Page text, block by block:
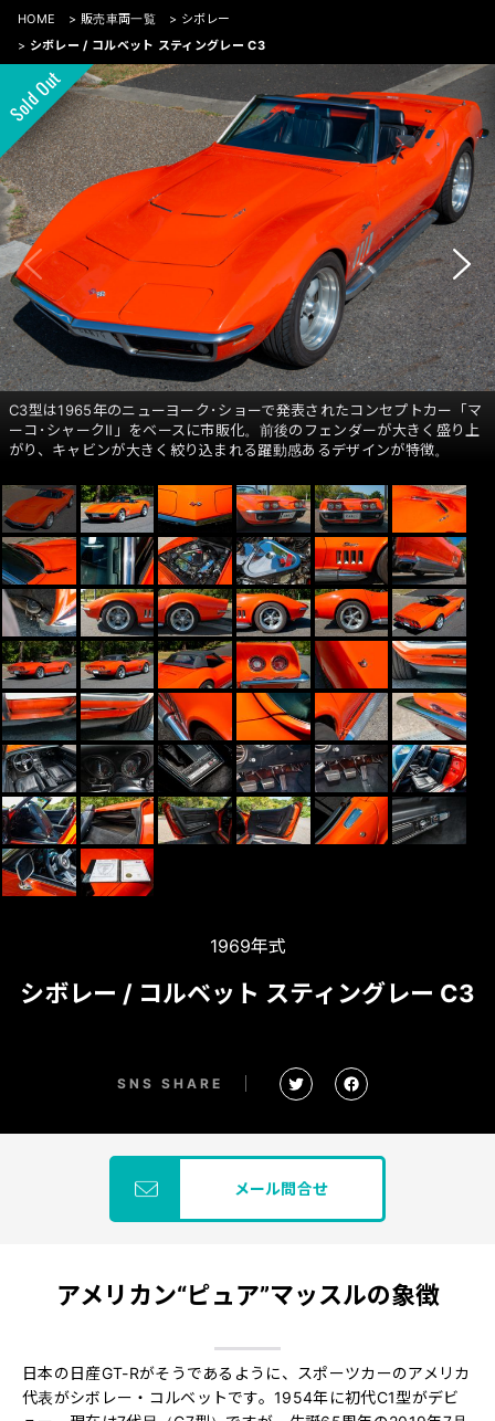
HOME > 販売車両一覧 > シボレー
> シボレー / コルベット スティングレー C3
C3型は1965年のニューヨーク･ショーで発表されたコンセプトカー「マ
ーコ･シャークⅡ」をベースに市販化。前後のフェンダーが大きく盛り上
がり、キャビンが大きく絞り込まれる躍動感あるデザインが特徴。
1969年式
シボレー / コルベット スティングレー C3
SNS SHARE
メール問合せ
アメリカン“ピュア”マッスルの象徴
日本の日産GT-Rがそうであるように、スポーツカーのアメリカ
代表がシボレー・コルベットです。1954年に初代C1型がデビ